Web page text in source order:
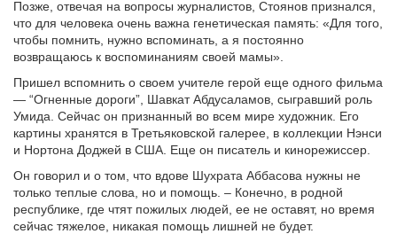
Позже, отвечая на вопросы журналистов, Стоянов признался,
что для человека очень важна генетическая память: «Для того,
чтобы помнить, нужно вспоминать, а я постоянно
возвращаюсь к воспоминаниям своей мамы».
Пришел вспомнить о своем учителе герой еще одного фильма
— “Огненные дороги”, Шавкат Абдусаламов, сыгравший роль
Умида. Сейчас он признанный во всем мире художник. Его
картины хранятся в Третьяковской галерее, в коллекции Нэнси
и Нортона Доджей в США. Еще он писатель и кинорежиссер.
Он говорил и о том, что вдове Шухрата Аббасова нужны не
только теплые слова, но и помощь. – Конечно, в родной
республике, где чтят пожилых людей, ее не оставят, но время
сейчас тяжелое, никакая помощь лишней не будет.